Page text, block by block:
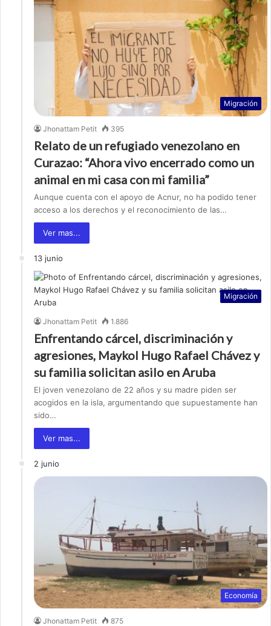
Migración
Jhonattam Petit 395
Relato de un refugiado venezolano en
Curazao: “Ahora vivo encerrado como un
animal en mi casa con mi familia”
Aunque cuenta con el apoyo de Acnur, no ha podido tener
acceso a los derechos y el reconocimiento de las…
Ver mas...
13 junio
Migración
Jhonattam Petit 1.886
Enfrentando cárcel, discriminación y
agresiones, Maykol Hugo Rafael Chávez y
su familia solicitan asilo en Aruba
El joven venezolano de 22 años y su madre piden ser
acogidos en la isla, argumentando que supuestamente han
sido…
Ver mas...
2 junio
Economía
Jhonattam Petit 875